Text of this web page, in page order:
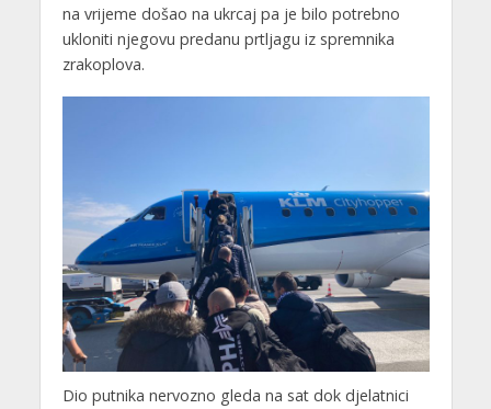
na vrijeme došao na ukrcaj pa je bilo potrebno
ukloniti njegovu predanu prtljagu iz spremnika
zrakoplova.
Dio putnika nervozno gleda na sat dok djelatnici